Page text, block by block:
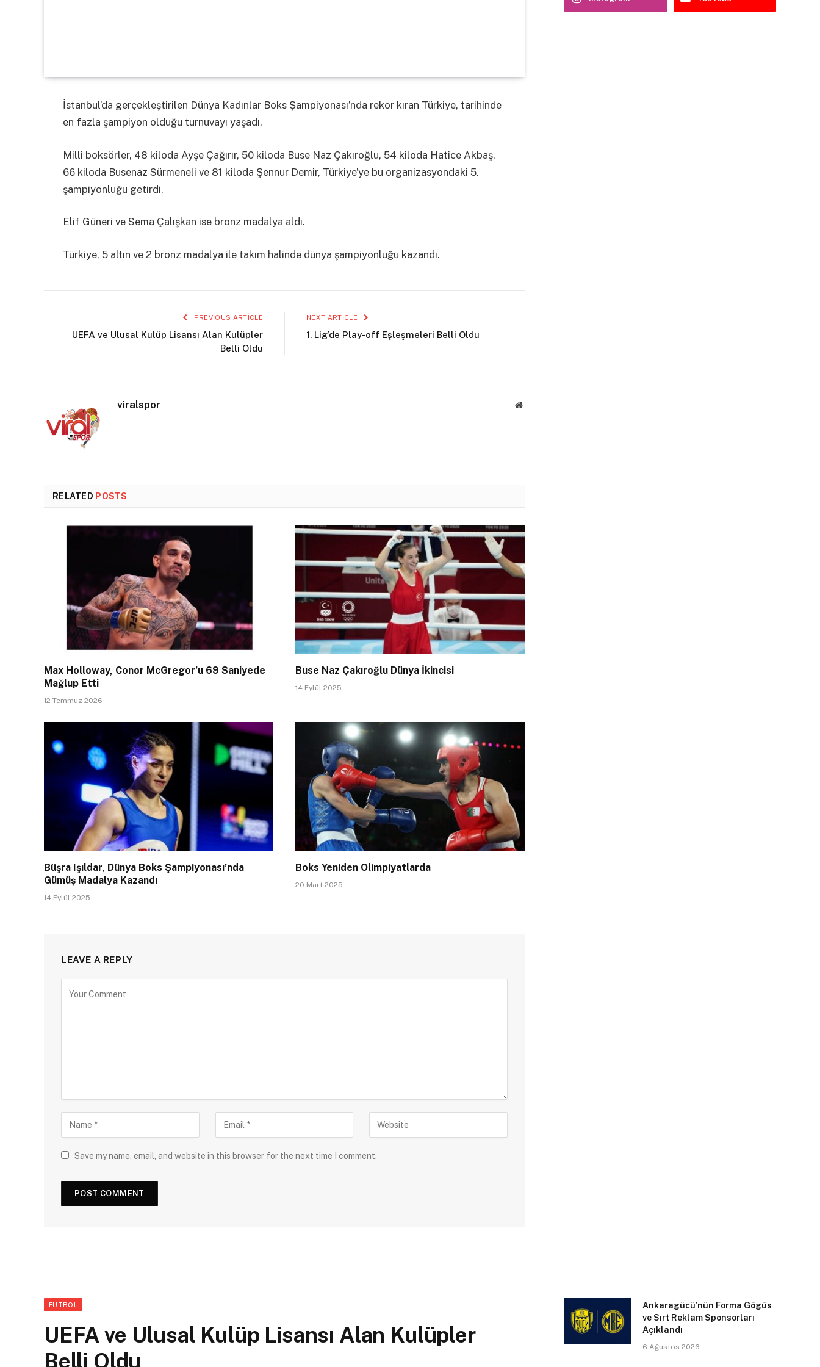
İstanbul’da gerçekleştirilen Dünya Kadınlar Boks Şampiyonası’nda rekor kıran Türkiye, tarihinde
en fazla şampiyon olduğu turnuvayı yaşadı.
Milli boksörler, 48 kiloda Ayşe Çağırır, 50 kiloda Buse Naz Çakıroğlu, 54 kiloda Hatice Akbaş,
66 kiloda Busenaz Sürmeneli ve 81 kiloda Şennur Demir, Türkiye’ye bu organizasyondaki 5.
şampiyonluğu getirdi.
Elif Güneri ve Sema Çalışkan ise bronz madalya aldı.
Türkiye, 5 altın ve 2 bronz madalya ile takım halinde dünya şampiyonluğu kazandı.
PREVIOUS ARTICLE
UEFA ve Ulusal Kulüp Lisansı Alan Kulüpler
Belli Oldu
NEXT ARTICLE
1. Lig’de Play-off Eşleşmeleri Belli Oldu
viralspor Website
RELATED POSTS
Max Holloway, Conor McGregor’u 69 Saniyede
Mağlup Etti
12 Temmuz 2026
Buse Naz Çakıroğlu Dünya İkincisi
14 Eylül 2025
Büşra Işıldar, Dünya Boks Şampiyonası’nda
Gümüş Madalya Kazandı
14 Eylül 2025
Boks Yeniden Olimpiyatlarda
20 Mart 2025
LEAVE A REPLY
Save my name, email, and website in this browser for the next time I comment.
FUTBOL
UEFA ve Ulusal Kulüp Lisansı Alan Kulüpler
Belli Oldu
Ankaragücü’nün Forma Gögüs
ve Sırt Reklam Sponsorları
Açıklandı
6 Ağustos 2026